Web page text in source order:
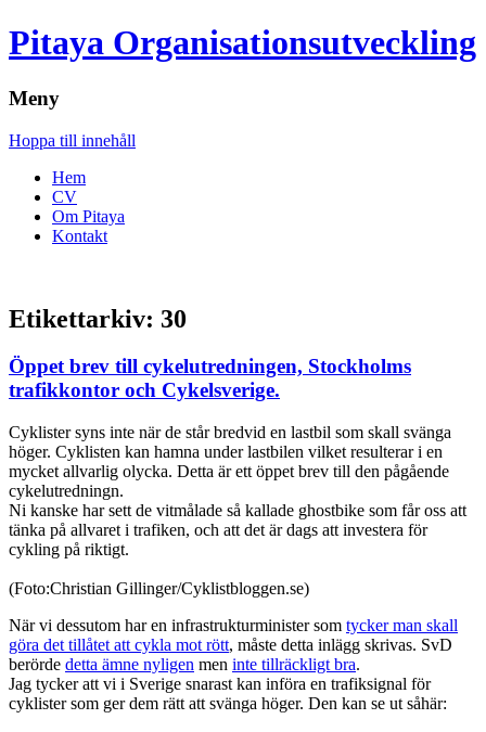
Pitaya Organisationsutveckling
Meny
Hoppa till innehåll
Hem
CV
Om Pitaya
Kontakt
Etikettarkiv: 30
Öppet brev till cykelutredningen, Stockholms
trafikkontor och Cykelsverige.
Cyklister syns inte när de står bredvid en lastbil som skall svänga
höger. Cyklisten kan hamna under lastbilen vilket resulterar i en
mycket allvarlig olycka. Detta är ett öppet brev till den pågående
cykelutredningn.
Ni kanske har sett de vitmålade så kallade ghostbike som får oss att
tänka på allvaret i trafiken, och att det är dags att investera för
cykling på riktigt.
(Foto:Christian Gillinger/Cyklistbloggen.se)
När vi dessutom har en infrastrukturminister som tycker man skall
göra det tillåtet att cykla mot rött, måste detta inlägg skrivas. SvD
berörde detta ämne nyligen men inte tillräckligt bra.
Jag tycker att vi i Sverige snarast kan införa en trafiksignal för
cyklister som ger dem rätt att svänga höger. Den kan se ut såhär: